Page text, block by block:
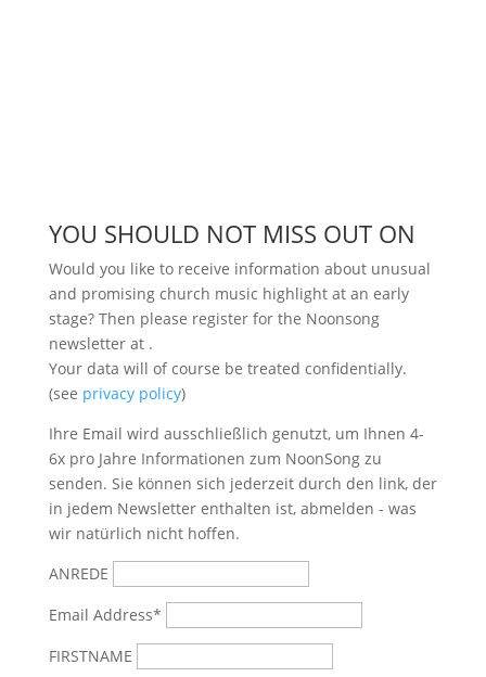
YOU SHOULD NOT MISS OUT ON
Would you like to receive information about unusual
and promising church music highlight at an early
stage? Then please register for the Noonsong
newsletter at .
Your data will of course be treated confidentially.
(see privacy policy)
Ihre Email wird ausschließlich genutzt, um Ihnen 4-
6x pro Jahre Informationen zum NoonSong zu
senden. Sie können sich jederzeit durch den link, der
in jedem Newsletter enthalten ist, abmelden - was
wir natürlich nicht hoffen.
ANREDE
Email Address*
FIRSTNAME